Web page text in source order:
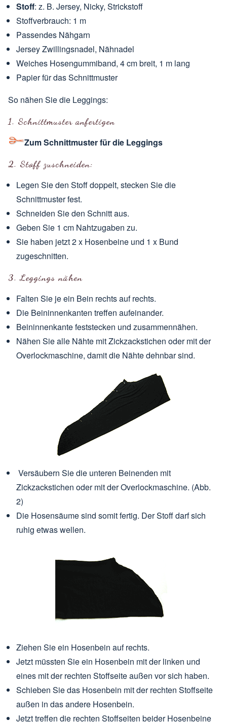
Stoff: z. B. Jersey, Nicky, Strickstoff
Stoffverbrauch: 1 m
Passendes Nähgarn
Jersey Zwillingsnadel, Nähnadel
Weiches Hosengummiband, 4 cm breit, 1 m lang
Papier für das Schnittmuster
So nähen Sie die Leggings:
1. Schnittmuster anfertigen
Zum Schnittmuster für die Leggings
2. Stoff zuschneiden:
Legen Sie den Stoff doppelt, stecken Sie die
Schnittmuster fest.
Schneiden Sie den Schnitt aus.
Geben Sie 1 cm Nahtzugaben zu.
Sie haben jetzt 2 x Hosenbeine und 1 x Bund
zugeschnitten.
3. Leggings nähen
Falten Sie je ein Bein rechts auf rechts.
Die Beininnenkanten treffen aufeinander.
Beininnenkante feststecken und zusammennähen.
Nähen Sie alle Nähte mit Zickzackstichen oder mit der
Overlockmaschine, damit die Nähte dehnbar sind.
Versäubern Sie die unteren Beinenden mit
Zickzackstichen oder mit der Overlockmaschine. (Abb.
2)
Die Hosensäume sind somit fertig. Der Stoff darf sich
ruhig etwas wellen.
Ziehen Sie ein Hosenbein auf rechts.
Jetzt müssten Sie ein Hosenbein mit der linken und
eines mit der rechten Stoffseite außen vor sich haben.
Schieben Sie das Hosenbein mit der rechten Stoffseite
außen in das andere Hosenbein.
Jetzt treffen die rechten Stoffseiten beider Hosenbeine